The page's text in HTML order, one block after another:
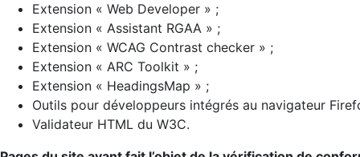
Extension « Web Developer » ;
Extension « Assistant RGAA » ;
Extension « WCAG Contrast checker » ;
Extension « ARC Toolkit » ;
Extension « HeadingsMap » ;
Outils pour développeurs intégrés au navigateur
Validateur HTML du W3C.